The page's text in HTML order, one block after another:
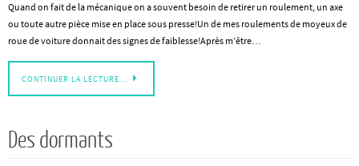
Quand on fait de la mécanique on a souvent besoin de retirer un roulement, un axe
ou toute autre pièce mise en place sous presse!Un de mes roulements de moyeux de
roue de voiture donnait des signes de faiblesse!Après m’être…
CONTINUER LA LECTURE…
Des dormants